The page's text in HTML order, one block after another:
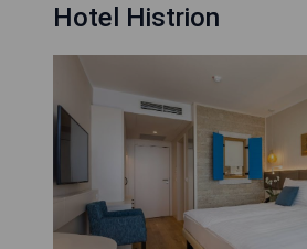
Hotel Histrion